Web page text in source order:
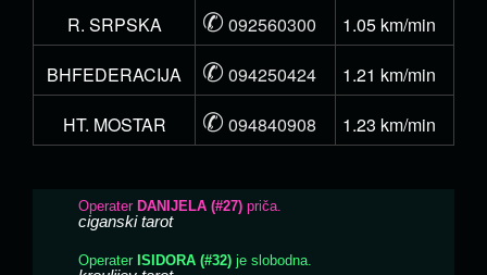
R. SRPSKA ✆ 092560300
1.05 km/min
BHFEDERACIJA
✆ 094250424
1.21 km/min
HT. MOSTAR
✆ 094840908 1.23 km/min